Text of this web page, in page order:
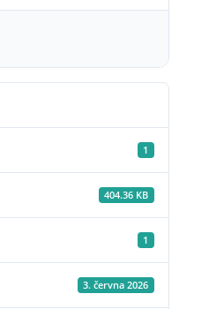
1
404.36 KB
1
3. června 2026